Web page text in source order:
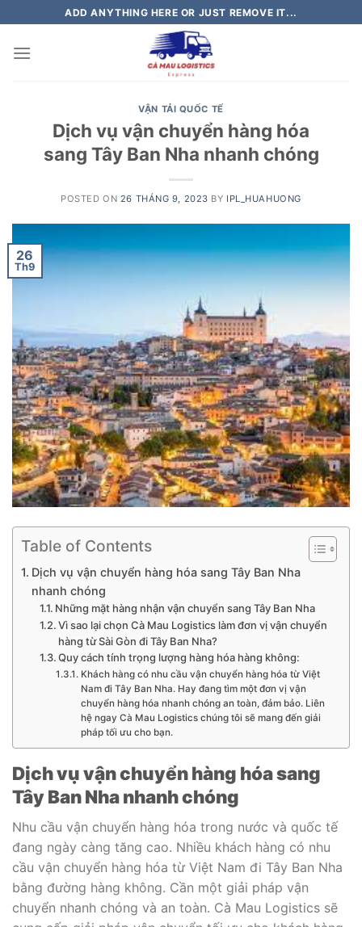
to
content
ADD ANYTHING HERE OR JUST REMOVE IT...
VẬN TẢI QUỐC TẾ
Dịch vụ vận chuyển hàng hóa
sang Tây Ban Nha nhanh chóng
POSTED ON 26 THÁNG 9, 2023 BY IPL_HUAHUONG
26
Th9
Table of Contents
Dịch vụ vận chuyển hàng hóa sang Tây Ban Nha
nhanh chóng
Những mặt hàng nhận vận chuyển sang Tây Ban Nha
Vì sao lại chọn Cà Mau Logistics làm đơn vị vận chuyển
hàng từ Sài Gòn đi Tây Ban Nha?
Quy cách tính trọng lượng hàng hóa hàng không:
Khách hàng có nhu cầu vận chuyển hàng hóa từ Việt
Nam đi Tây Ban Nha. Hay đang tìm một đơn vị vận
chuyển hàng hóa nhanh chóng an toàn, đảm bảo. Liên
hệ ngay Cà Mau Logistics chúng tôi sẽ mang đến giải
pháp tối ưu cho bạn.
Dịch vụ vận chuyển hàng hóa sang
Tây Ban Nha nhanh chóng
Nhu cầu vận chuyển hàng hóa trong nước và quốc tế
đang ngày càng tăng cao. Nhiều khách hàng có nhu
cầu vận chuyển hàng hóa từ Việt Nam đi Tây Ban Nha
bằng đường hàng không. Cần một giải pháp vận
chuyển nhanh chóng và an toàn. Cà Mau Logistics sẽ